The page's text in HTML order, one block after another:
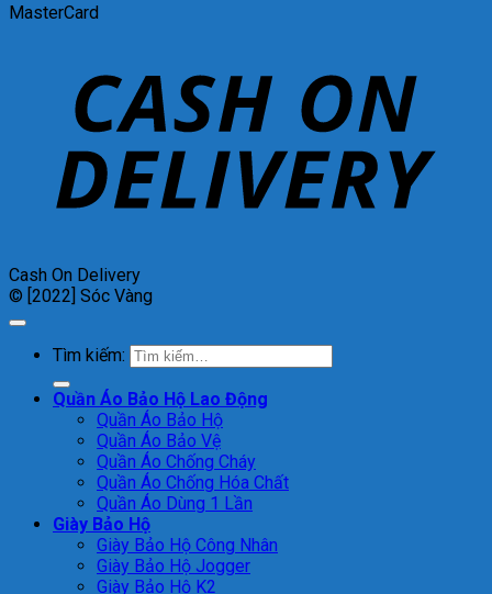
MasterCard
Cash On Delivery
© [2022] Sóc Vàng
Tìm kiếm:
Quần Áo Bảo Hộ Lao Động
Quần Áo Bảo Hộ
Quần Áo Bảo Vệ
Quần Áo Chống Cháy
Quần Áo Chống Hóa Chất
Quần Áo Dùng 1 Lần
Giày Bảo Hộ
Giày Bảo Hộ Công Nhân
Giày Bảo Hộ Jogger
Giày Bảo Hộ K2